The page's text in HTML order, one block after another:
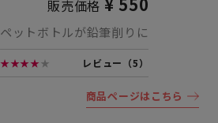
販売価格 ¥ 550
ペットボトルが鉛筆削りに
★★★★★ レビュー（5）
商品ページはこちら